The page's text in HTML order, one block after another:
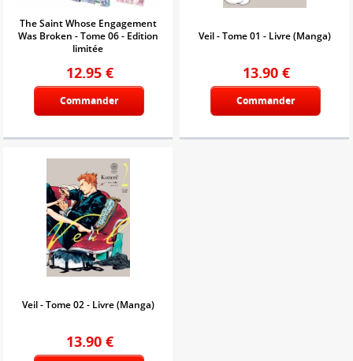
The Saint Whose Engagement
Was Broken - Tome 06 - Edition
limitée
12.95 €
Commander
Veil - Tome 01 - Livre (Manga)
13.90 €
Commander
Veil - Tome 02 - Livre (Manga)
13.90 €